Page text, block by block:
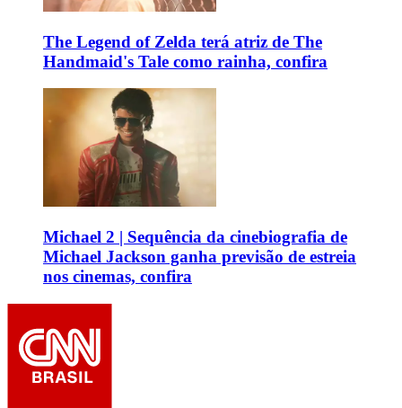
The Legend of Zelda terá atriz de The
Handmaid's Tale como rainha, confira
Michael 2 | Sequência da cinebiografia de
Michael Jackson ganha previsão de estreia
nos cinemas, confira